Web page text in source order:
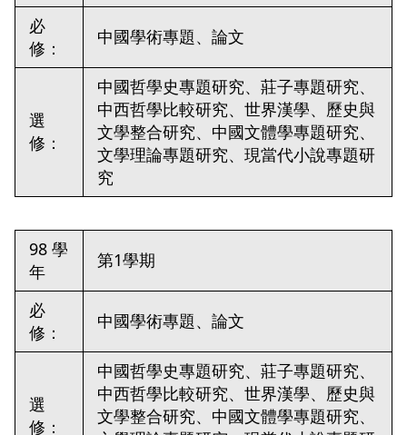
必
修：
中國學術專題、論文
選
修：
中國哲學史專題研究、莊子專題研究、
中西哲學比較研究、世界漢學、歷史與
文學整合研究、中國文體學專題研究、
文學理論專題研究、現當代小說專題研
究
98 學
年
第1學期
必
修：
中國學術專題、論文
選
修：
中國哲學史專題研究、莊子專題研究、
中西哲學比較研究、世界漢學、歷史與
文學整合研究、中國文體學專題研究、